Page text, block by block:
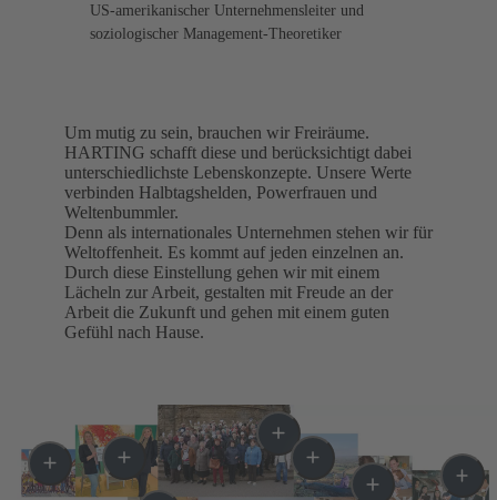
US-amerikanischer Unternehmensleiter und
soziologischer Management-Theoretiker
Um mutig zu sein, brauchen wir Freiräume.
HARTING schafft diese und berücksichtigt dabei
unterschiedlichste Lebenskonzepte. Unsere Werte
verbinden Halbtagshelden, Powerfrauen und
Weltenbummler.
Denn als internationales Unternehmen stehen wir für
Weltoffenheit. Es kommt auf jeden einzelnen an.
Durch diese Einstellung gehen wir mit einem
Lächeln zur Arbeit, gestalten mit Freude an der
Arbeit die Zukunft und gehen mit einem guten
Gefühl nach Hause.